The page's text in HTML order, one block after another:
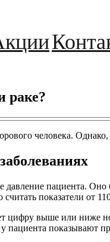
раке?
человека.
пациента. Оно
показатели от
выше или ниже
пациента показывают